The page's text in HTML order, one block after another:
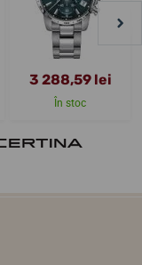
3 288,59 lei
În stoc